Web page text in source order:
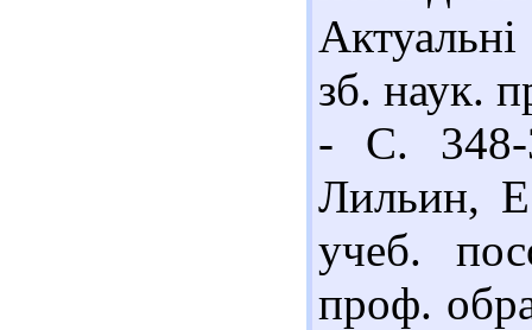
зб. наук.
- С. 348-
Лильин,
учеб.
проф.